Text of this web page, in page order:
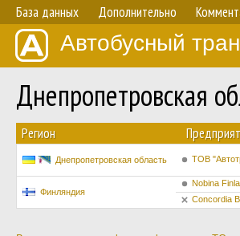
База данных Дополнительно
Автобусный
Днепропетровская
Регион
Днепропетровская область ТОВ
Финляндия
Nobina
Concordia